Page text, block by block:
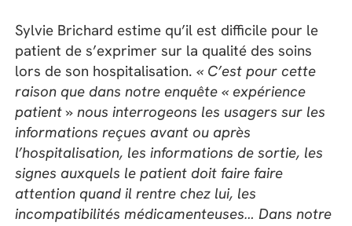
Sylvie Brichard estime qu’il est difficile pour le
patient de s’exprimer sur la qualité des soins
lors de son hospitalisation.« C’est pour cette
raison que dans notre enquête « expérience
patient » nous interrogeons les usagers sur les
informations reçues avant ou après
l’hospitalisation, les informations de sortie, les
signes auxquels le patient doit faire faire
attention quand il rentre chez lui, les
incompatibilités médicamenteuses… Dans notre